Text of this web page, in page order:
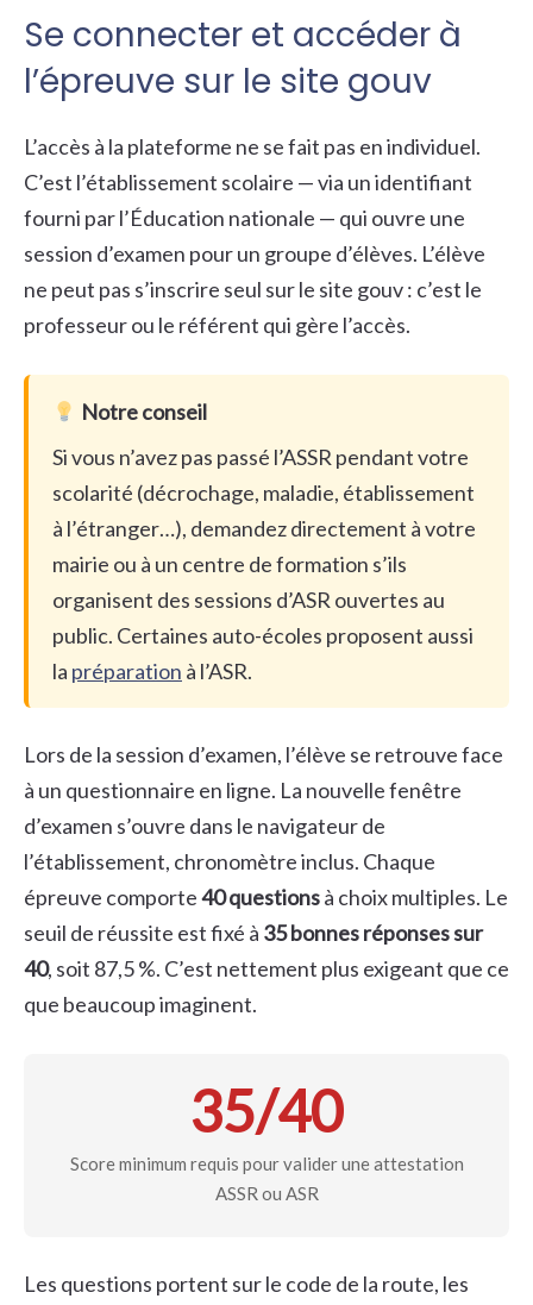
Se connecter et accéder à
l’épreuve sur le site gouv
L’accès à la plateforme ne se fait pas en individuel.
C’est l’établissement scolaire — via un identifiant
fourni par l’Éducation nationale — qui ouvre une
session d’examen pour un groupe d’élèves. L’élève
ne peut pas s’inscrire seul sur le site gouv : c’est le
professeur ou le référent qui gère l’accès.
Notre conseil
Si vous n’avez pas passé l’ASSR pendant votre
scolarité (décrochage, maladie, établissement
à l’étranger…), demandez directement à votre
mairie ou à un centre de formation s’ils
organisent des sessions d’ASR ouvertes au
public. Certaines auto-écoles proposent aussi
la préparation à l’ASR.
Lors de la session d’examen, l’élève se retrouve face
à un questionnaire en ligne. La nouvelle fenêtre
d’examen s’ouvre dans le navigateur de
l’établissement, chronomètre inclus. Chaque
épreuve comporte40 questionsà choix multiples. Le
seuil de réussite est fixé à 35 bonnes réponses sur
40, soit 87,5 %. C’est nettement plus exigeant que ce
que beaucoup imaginent.
35/40
Score minimum requis pour valider une attestation
ASSR ou ASR
Les questions portent sur le code de la route, les